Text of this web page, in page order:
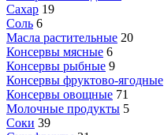
Сахар 19
Соль 6
Масла растительные 20
Консервы мясные 6
Консервы рыбные 9
Консервы фруктово-ягодные
Консервы овощные 71
Молочные продукты 5
Соки 39